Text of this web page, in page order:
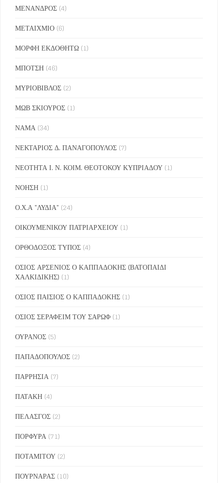
ΜΕΝΑΝΔΡΟΣ (4)
ΜΕΤΑΙΧΜΙΟ (6)
ΜΟΡΦΗ ΕΚΔΟΘΗΤΩ (1)
ΜΠΟΤΣΗ (46)
ΜΥΡΙΟΒΙΒΛΟΣ (2)
ΜΩΒ ΣΚΙΟΥΡΟΣ (1)
ΝΑΜΑ (34)
ΝΕΚΤΑΡΙΟΣ Δ. ΠΑΝΑΓΟΠΟΥΛΟΣ (7)
ΝΕΟΤΗΤΑ Ι. Ν. ΚΟΙΜ. ΘΕΟΤΟΚΟΥ ΚΥΠΡΙΑΔΟΥ (1)
ΝΟΗΣΗ (1)
Ο.Χ.Α "ΛΥΔΙΑ" (24)
ΟΙΚΟΥΜΕΝΙΚΟΥ ΠΑΤΡΙΑΡΧΕΙΟΥ (1)
ΟΡΘΟΔΟΞΟΣ ΤΥΠΟΣ (4)
ΟΣΙΟΣ ΑΡΣΕΝΙΟΣ Ο ΚΑΠΠΑΔΟΚΗΣ (ΒΑΤΟΠΑΙΔΙ
ΧΑΛΚΙΔΙΚΗΣ) (1)
ΟΣΙΟΣ ΠΑΙΣΙΟΣ Ο ΚΑΠΠΑΔΟΚΗΣ (1)
ΟΣΙΟΣ ΣΕΡΑΦΕΙΜ ΤΟΥ ΣΑΡΩΦ (1)
ΟΥΡΑΝΟΣ (5)
ΠΑΠΑΔΟΠΟΥΛΟΣ (2)
ΠΑΡΡΗΣΙΑ (7)
ΠΑΤΑΚΗ (4)
ΠΕΛΑΣΓΟΣ (2)
ΠΟΡΦΥΡΑ (71)
ΠΟΤΑΜΙΤΟΥ (2)
ΠΟΥΡΝΑΡΑΣ (10)